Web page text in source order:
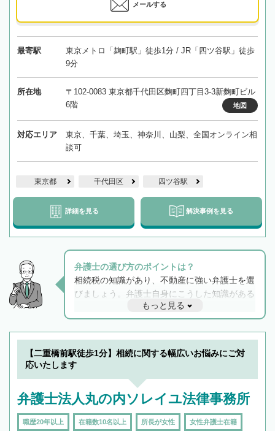
メールする
最寄駅
東京メトロ「麹町駅」徒歩1分 / JR「四ツ谷駅」徒歩
9分
所在地
〒102-0083 東京都千代田区麴町四丁目3-3新麴町ビル
6階
地図
対応エリア
東京、千葉、埼玉、神奈川、山梨、全国オンライン相
談可
東京都 千代田区 四ツ谷駅
詳細を見る 解決事例を見る
弁護士の選び方のポイントは？
相続税の知識があり、不動産に強い弁護士を選
びましょう。弁護士自身にこうした知識がある
と他士業との連携もスムーズに進み、トラブル
解決のみならず相続をトータルで任せることが
できます。また、相続は感情がからむ分野なの
でフィーリングも重要です。実際に電話や面談
で複数の弁護士と会話をしてウマが合う方に依
もっと見る
【二重橋前駅徒歩1分】相続に関する幅広いお悩みにご対
応いたします
弁護士法人丸の内ソレイユ法律事務所
職歴20年以上 在籍数10名以上 所長が女性 女性弁護士在籍